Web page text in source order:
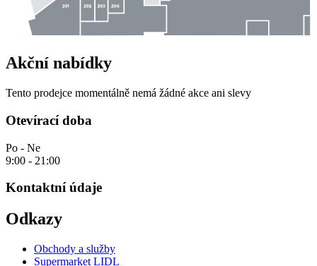
Akční nabídky
Tento prodejce momentálně nemá žádné akce ani slevy
Otevírací doba
Po - Ne
9:00 - 21:00
Kontaktní údaje
Odkazy
Obchody a služby
Supermarket LIDL